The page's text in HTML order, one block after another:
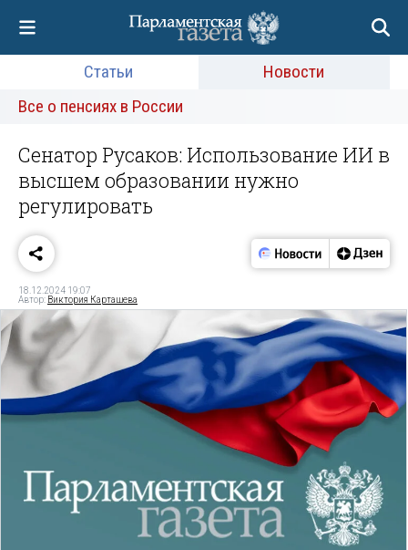
Статьи
Новости
Все о пенсиях в России
Сенатор Русаков: Использование ИИ в
высшем образовании нужно
регулировать
18.12.2024 19:07
Автор: Виктория Карташева